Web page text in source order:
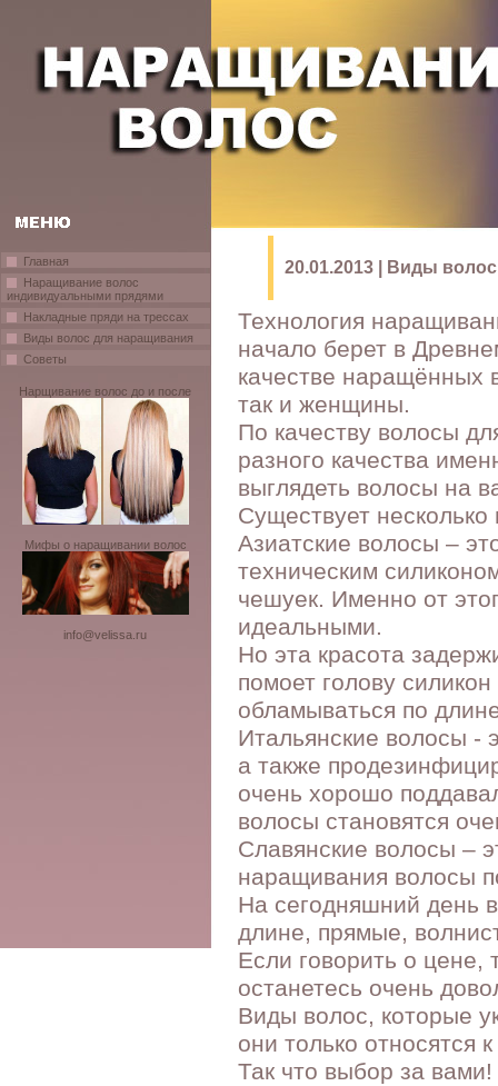
Главная
Наращивание волос
индивидуальными прядями
Накладные пряди на трессах
Виды волос для наращивания
Советы
Нарщивание волос до и после
Мифы о наращивании волос
info@velissa.ru
20.01.2013 | Виды
Технология
начало берет в
качестве наращённых
так и женщины.
По качеству волосы
разного качества
выглядеть волосы на
Существует
Азиатские волосы –
техническим
чешуек. Именно от
идеальными.
Но эта красота
помоет голову
обламываться по
Итальянские волосы -
а также
очень хорошо
волосы становятся
Славянские волосы –
наращивания волосы
На сегодняшний день
длине, прямые,
Если говорить о цене,
останетесь очень
Виды волос, которые
они только относятся
Так что выбор за вами!